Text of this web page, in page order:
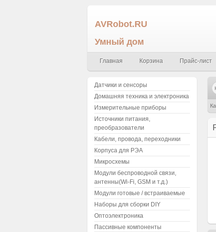
AVRobot.RU
Умный дом
Главная Корзина Прайс-лист
Датчики и сенсоры
Домашняя техника и электроника
Измерительные приборы
Источники питания,
преобразователи
Кабели, провода, переходники
Корпуса для РЭА
Микросхемы
Модули беспроводной связи,
антенны(Wi-Fi, GSM и т.д.)
Модули готовые / встраиваемые
Наборы для сборки DIY
Оптоэлектроника
Пассивные компоненты